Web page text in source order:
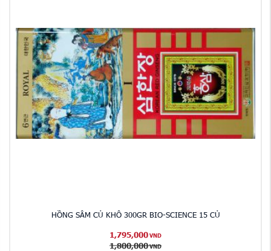
HỒNG SÂM CỦ KHÔ 300GR BIO-SCIENCE 15 CỦ
1,795,000 VND
1,800,000 VND